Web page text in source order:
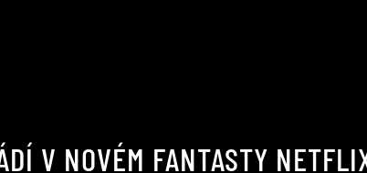
V NOVÉM FANTASTY